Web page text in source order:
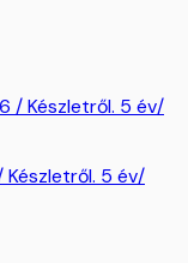
Készletről. 5 év/